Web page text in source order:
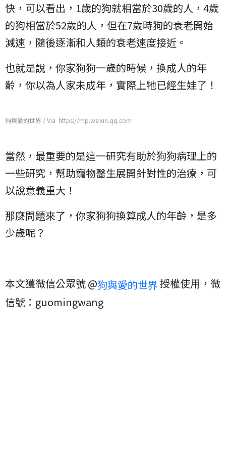
快，可以看出，1歲的狗就相當於30歲的人，4歲
的狗相當於52歲的人，但在7歲時狗的衰老開始
減速，隨後逐漸和人類的衰老速度接近。
也就是說，你家狗狗一歲的時候，換成人的年
齡，你以為人家未成年，實際上牠已經生娃了！
狗與愛的世界 / Via https://mp.weixin.qq.com
當然，最重要的是這一研究有助於狗狗病理上的
一些研究，幫助寵物醫生展開針對性的治療，可
以說意義重大！
那麼問題來了，你家狗狗換算成人的年齡，是多
少歲呢？
本文獲微信公眾號 @狗與愛的世界授權使用，微
信號：guomingwang